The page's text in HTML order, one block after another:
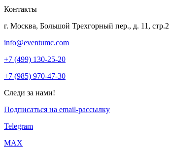
Контакты
г. Москва, Большой Трехгорный пер., д. 11, стр.2
info@eventumc.com
+7 (499) 130-25-20
+7 (985) 970-47-30
Следи за нами!
Подписаться на email-рассылку
Telegram
МАХ